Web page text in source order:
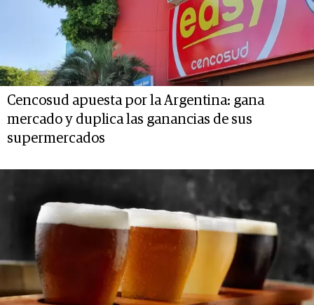
Cencosud apuesta por la Argentina: gana
mercado y duplica las ganancias de sus
supermercados